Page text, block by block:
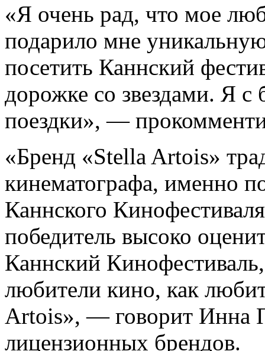
«Я очень рад, что мое
подарило мне
посетить Каннский
дорожке со звездами. Я
поездки», —
«Бренд «Stella Artois»
кинематографа, именно
Каннского
победитель высоко
Каннский
любители кино, как
Artois», — говорит Инна
лицензионных брендов.